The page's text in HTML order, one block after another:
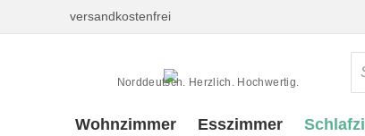
versandkostenfrei
Norddeutsch. Herzlich. Hochwertig.
Wohnzimmer Esszimmer